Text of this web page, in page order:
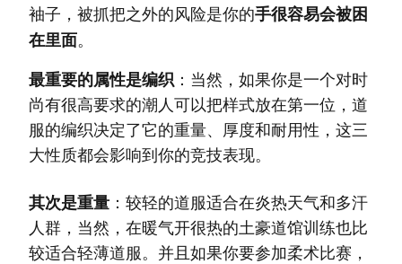
袖子，被抓把之外的风险是你的手很容易会被困
在里面。
最重要的属性是编织 ： 当然，如果你是一个对时
尚有很高要求的潮人可以把样式放在第一位，道
服的编织决定了它的重量、厚度和耐用性，这三
大性质都会影响到你的竞技表现。
其次是重量 ： 较轻的道服适合在炎热天气和多汗
人群，当然，在暖气开很热的土豪道馆训练也比
较适合轻薄道服。并且如果你要参加柔术比赛，